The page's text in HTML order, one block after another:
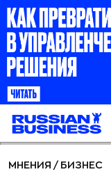
МНЕНИЯ / БИЗНЕС